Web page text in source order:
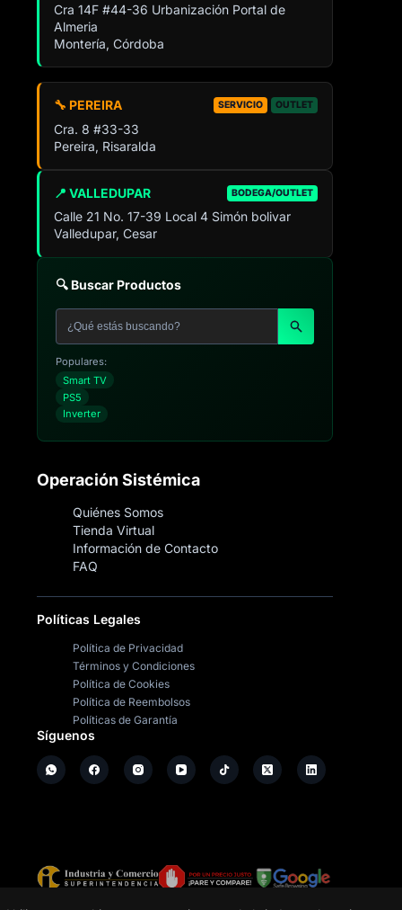
Cra 14F #44-36 Urbanización Portal de
Almeria
Montería, Córdoba
📍 VALLEDUPAR BODEGA/OUTLET
Calle 21 No. 17-39 Local 4 Simón bolivar
Valledupar, Cesar
🔧 PEREIRA SERVICIO OUTLET
Cra. 8 #33-33
Pereira, Risaralda
🔍 Buscar Productos
Populares:
Smart TV
PS5
Inverter
Operación Sistémica
Quiénes Somos
Tienda Virtual
Información de Contacto
FAQ
Políticas Legales
Política de Privacidad
Términos y Condiciones
Política de Cookies
Política de Reembolsos
Políticas de Garantía
Síguenos